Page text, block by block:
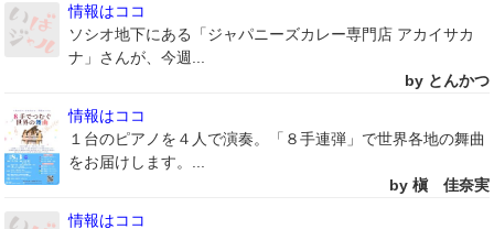
情報はココ
ソシオ地下にある「ジャパニーズカレー専門店 アカイサカ
ナ」さんが、今週...
by とんかつ
情報はココ
１台のピアノを４人で演奏。「８手連弾」で世界各地の舞曲
をお届けします。...
by 槇 佳奈実
情報はココ